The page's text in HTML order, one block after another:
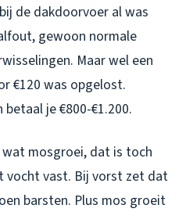
de dakdoorvoer al was
gewoon normale
Maar wel een
€120 was opgelost.
je €800-€1.200.
wat mosgroei, dat is toch
vocht vast. Bij vorst zet dat
barsten. Plus mos groeit